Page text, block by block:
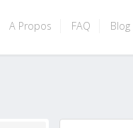
A Propos FAQ Blog